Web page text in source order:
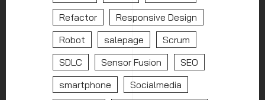
Refactor
Responsive Design
Robot
salepage
Scrum
SDLC
Sensor Fusion
SEO
smartphone
Socialmedia